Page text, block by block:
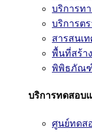
บริการท
บริการต
สารสนเ
พื้นที่สร้า
พิพิธภัณ
บริการทดสอบ
ศูนย์ทดส